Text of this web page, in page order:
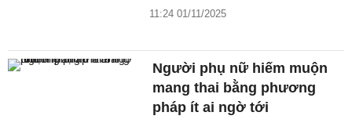
11:24 01/11/2025
Người phụ nữ hiếm muộn
mang thai bằng phương
pháp ít ai ngờ tới